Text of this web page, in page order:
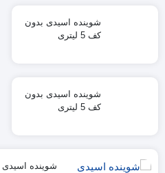
شوینده اسیدی بدون
کف 5 لیتری
شوینده اسیدی بدون
کف 5 لیتری